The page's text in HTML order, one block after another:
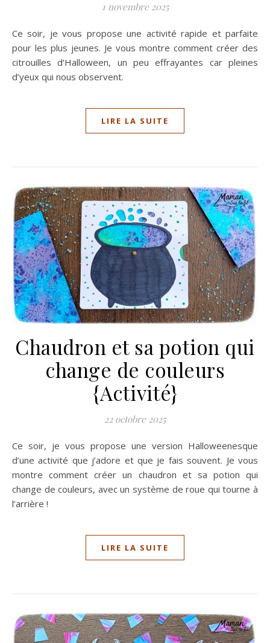
1 novembre 2025
Ce soir, je vous propose une activité rapide et parfaite
pour les plus jeunes. Je vous montre comment créer des
citrouilles d’Halloween, un peu effrayantes car pleines
d’yeux qui nous observent.
LIRE LA SUITE
Chaudron et sa potion qui
change de couleurs
{Activité}
22 octobre 2025
Ce soir, je vous propose une version Halloweenesque
d’une activité que j’adore et que je fais souvent. Je vous
montre comment créer un chaudron et sa potion qui
change de couleurs, avec un système de roue qui tourne à
l’arrière !
LIRE LA SUITE